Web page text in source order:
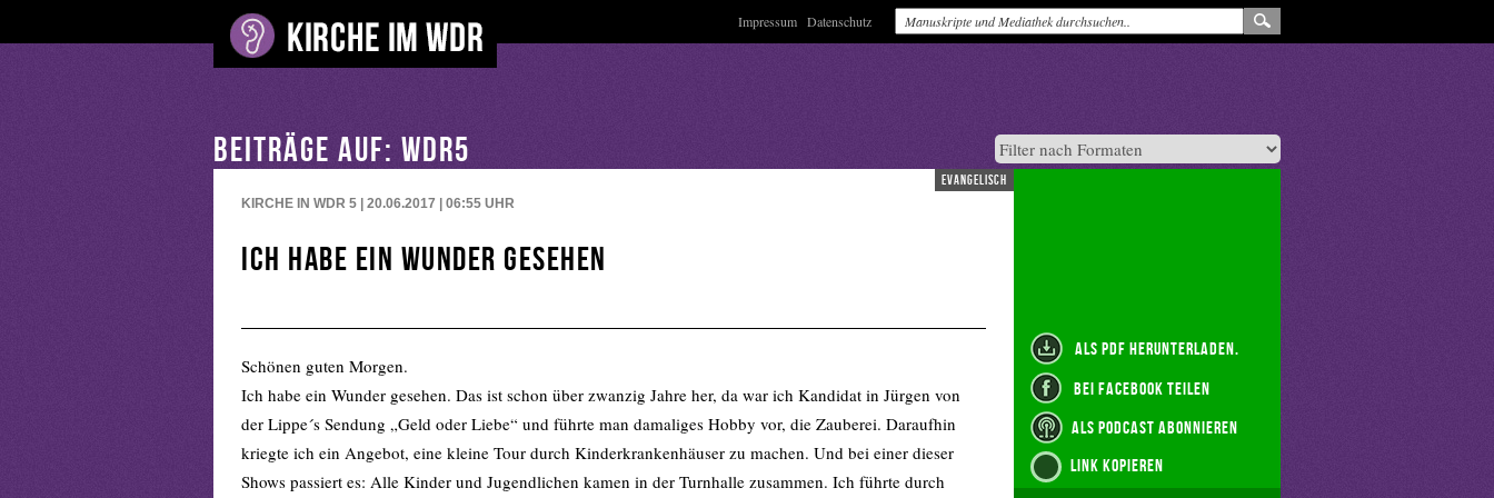
Impressum Datenschutz
BEITRÄGE AUF: WDR5
evangelisch
KIRCHE IN WDR 5 | 20.06.2017 | 06:55 UHR
Ich habe ein Wunder gesehen
Schönen guten Morgen.
Ich habe ein Wunder gesehen. Das ist schon über zwanzig Jahre her, da war ich Kandidat in Jürgen von
der Lippe´s Sendung „Geld oder Liebe“ und führte man damaliges Hobby vor, die Zauberei. Daraufhin
kriegte ich ein Angebot, eine kleine Tour durch Kinderkrankenhäuser zu machen. Und bei einer dieser
Shows passiert es: Alle Kinder und Jugendlichen kamen in der Turnhalle zusammen. Ich führte durch
als PDF herunterladen.
bei Facebook teilen
als Podcast abonnieren
Link kopieren